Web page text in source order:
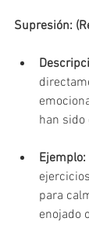
Supresión:
han sido
Ejemplo:
para
enojado